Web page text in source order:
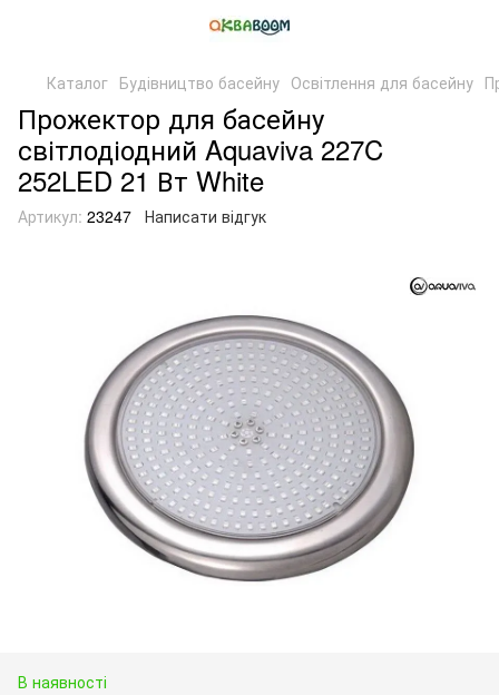
Каталог Будівництво басейну Освітлення для басейну
Прожектор для басейну
світлодіодний Aquaviva 227C
252LED 21 Вт White
Артикул: 23247 Написати відгук
В наявності